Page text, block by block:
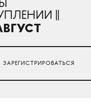
||
ЗАРЕГИСТРИРОВАТЬСЯ